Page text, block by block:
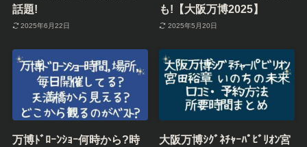
話題!
2025年6月22日
も!【大阪万博2025】
2025年5月20日
万博ﾄﾞﾛｰﾝｼｮｰ何時から?時
大阪万博ｼｸﾞﾈﾁｬｰﾊﾟﾋﾞﾘｵﾝ宮